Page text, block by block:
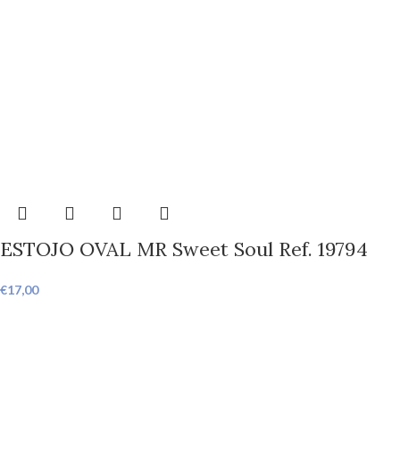
ESTOJO OVAL MR Sweet Soul Ref. 19794
€17,00